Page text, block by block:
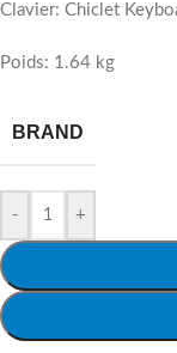
Clavier: Chiclet
Poids: 1.64 kg
BRAND
- +